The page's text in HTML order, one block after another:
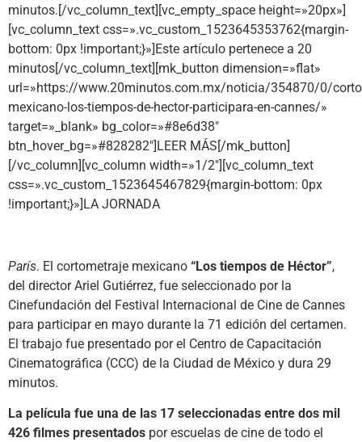
minutos.[/vc_column_text][vc_empty_space height=»20px»]
[vc_column_text css=».vc_custom_1523645353762{margin-
bottom: 0px !important;}»]Este artículo pertenece a 20
minutos[/vc_column_text][mk_button dimension=»flat»
url=»https://www.20minutos.com.mx/noticia/354870/0/
mexicano-los-tiempos-de-hector-participara-en-cannes/»
target=»_blank» bg_color=»#8e6d38″
btn_hover_bg=»#828282″]LEER MÁS[/mk_button]
[/vc_column][vc_column width=»1/2″][vc_column_text
css=».vc_custom_1523645467829{margin-bottom: 0px
!important;}»]LA JORNADA
París. El cortometraje mexicano “Los tiempos de Héctor”,
del director Ariel Gutiérrez, fue seleccionado por la
Cinefundación del Festival Internacional de Cine de Cannes
para participar en mayo durante la 71 edición del certamen.
El trabajo fue presentado por el Centro de Capacitación
Cinematográfica (CCC) de la Ciudad de México y dura 29
minutos.
La película fue una de las 17 seleccionadas entre dos mil
426 filmes presentados por escuelas de cine de todo el